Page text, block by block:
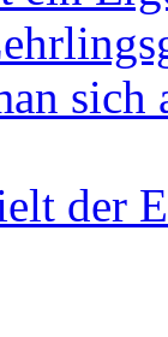
sich
der